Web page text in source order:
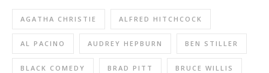
AGATHA CHRISTIE ALFRED HITCHCOCK
AL PACINO AUDREY HEPBURN BEN STILLER
BLACK COMEDY BRAD PITT BRUCE WILLIS